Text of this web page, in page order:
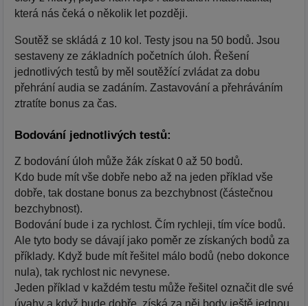
která nás čeká o několik let později.
Soutěž se skládá z 10 kol. Testy jsou na 50 bodů. Jsou
sestaveny ze základních početních úloh. Řešení
jednotlivých testů by měl soutěžící zvládat za dobu
přehrání audia se zadáním. Zastavování a přehráváním
ztratíte bonus za čas.
Bodování jednotlivých testů:
Z bodování úloh může žák získat 0 až 50 bodů.
Kdo bude mít vše dobře nebo až na jeden příklad vše
dobře, tak dostane bonus za bezchybnost (částečnou
bezchybnost).
Bodování bude i za rychlost. Čím rychleji, tím více bodů.
Ale tyto body se dávají jako poměr ze získaných bodů za
příklady. Když bude mít řešitel málo bodů (nebo dokonce
nula), tak rychlost nic nevynese.
Jeden příklad v každém testu může řešitel označit dle své
úvahy a když bude dobře, získá za něj body ještě jednou